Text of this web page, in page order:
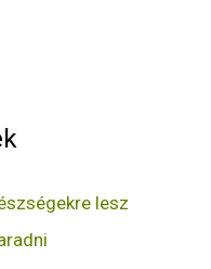
lesz